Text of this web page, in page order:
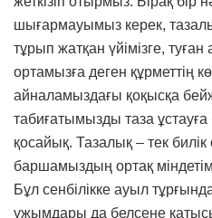
шығармауымыз керек,
тұрып жатқан үйімізге,
ортамызға деген құрметтің
айналамыздағы қоқысқа
табиғатымызды таза
қосайық. Тазалық – тек билік
баршамыздың ортақ
Бұл сенбілікке ауыл
ұжымдары да белсене